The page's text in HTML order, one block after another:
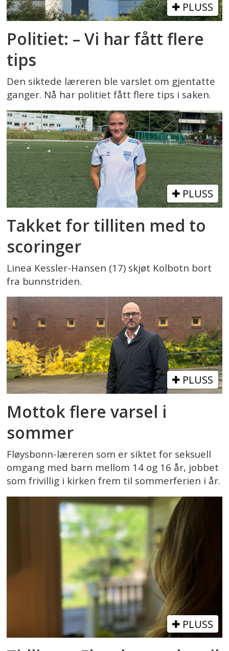
PLUSS
Politiet: – Vi har fått flere
tips
Den siktede læreren ble varslet om gjentatte
ganger. Nå har politiet fått flere tips i saken.
PLUSS
Takket for tilliten med to
scoringer
Linea Kessler-Hansen (17) skjøt Kolbotn bort
fra bunnstriden.
PLUSS
Mottok flere varsel i
sommer
Fløysbonn-læreren som er siktet for seksuell
omgang med barn mellom 14 og 16 år, jobbet
som frivillig i kirken frem til sommerferien i år.
PLUSS